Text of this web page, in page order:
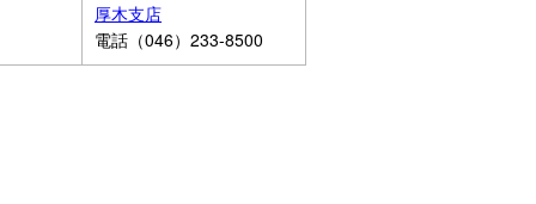
厚木支店
電話（046）233-8500